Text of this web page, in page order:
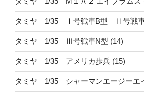
タミヤ 1/35 Ⅰ号戦車B型 Ⅱ号戦車
タミヤ 1/35 Ⅲ号戦車N型 (14)
タミヤ 1/35 アメリカ歩兵 (15)
タミヤ 1/35 シャーマンエージーエ